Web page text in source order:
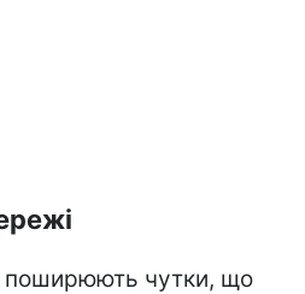
поширюють чутки, що